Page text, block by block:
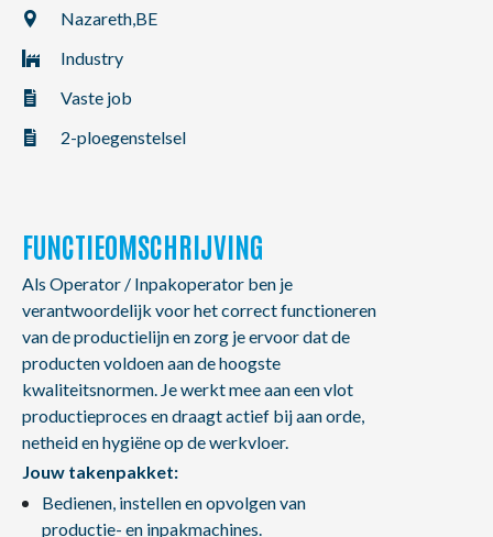
Nazareth,BE
Industry
Vaste job
2-ploegenstelsel
FUNCTIEOMSCHRIJVING
Als Operator / Inpakoperator ben je
verantwoordelijk voor het correct functioneren
van de productielijn en zorg je ervoor dat de
producten voldoen aan de hoogste
kwaliteitsnormen. Je werkt mee aan een vlot
productieproces en draagt actief bij aan orde,
netheid en hygiëne op de werkvloer.
Jouw takenpakket:
Bedienen, instellen en opvolgen van
productie- en inpakmachines.